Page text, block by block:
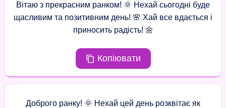
Вітаю з прекрасним ранком! 🌞 Нехай сьогодні буде
щасливим та позитивним день! 🌸 Хай все вдається і
приносить радість! 🌼
Копіювати
Доброго ранку! 🌞 Нехай цей день розквітає як